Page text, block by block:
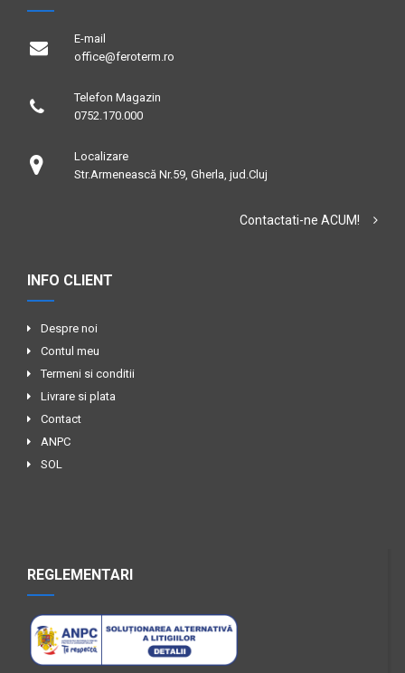
E-mail
office@feroterm.ro
Telefon Magazin
0752.170.000
Localizare
Str.Armenească Nr.59, Gherla, jud.Cluj
Contactati-ne ACUM!
INFO CLIENT
Despre noi
Contul meu
Termeni si conditii
Livrare si plata
Contact
ANPC
SOL
REGLEMENTARI